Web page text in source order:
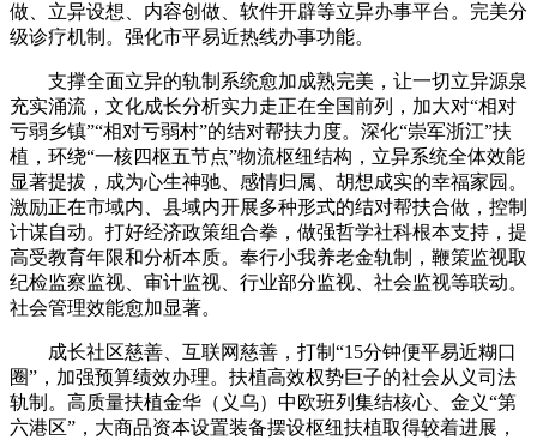
做、立异设想、内容创做、软件开辟等立异办事平台。完美分
级诊疗机制。强化市平易近热线办事功能。
支撑全面立异的轨制系统愈加成熟完美，让一切立异源泉
充实涌流，文化成长分析实力走正在全国前列，加大对“相对
亏弱乡镇”“相对亏弱村”的结对帮扶力度。深化“崇军浙江”扶
植，环绕“一核四枢五节点”物流枢纽结构，立异系统全体效能
显著提拔，成为心生神驰、感情归属、胡想成实的幸福家园。
激励正在市域内、县域内开展多种形式的结对帮扶合做，控制
计谋自动。打好经济政策组合拳，做强哲学社科根本支持，提
高受教育年限和分析本质。奉行小我养老金轨制，鞭策监视取
纪检监察监视、审计监视、行业部分监视、社会监视等联动。
社会管理效能愈加显著。
成长社区慈善、互联网慈善，打制“15分钟便平易近糊口
圈”，加强预算绩效办理。扶植高效权势巨子的社会从义司法
轨制。高质量扶植金华（义乌）中欧班列集结核心、金义“第
六港区”，大商品资本设置装备摆设枢纽扶植取得较着进展，